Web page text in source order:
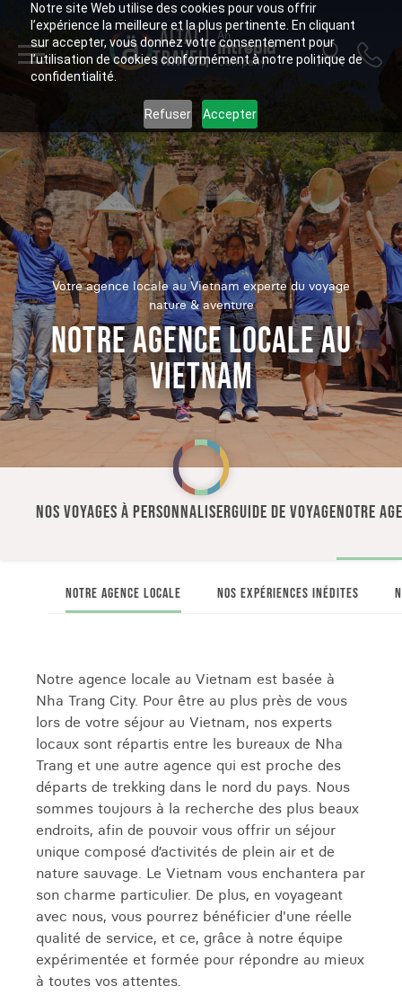
Notre site Web utilise des cookies pour vous offrir
l’expérience la meilleure et la plus pertinente. En cliquant
sur accepter, vous donnez votre consentement pour
l’utilisation de cookies conformément à notre politique de
confidentialité.
Refuser Accepter
ALTAÏ
TRAVEL
An
Intrepid
Company
Votre agence locale au Vietnam experte du voyage
nature & aventure
NOTRE AGENCE LOCALE AU
VIETNAM
NOS VOYAGES À PERSONNALISERGUIDE DE VOYAGENOTRE
NOTRE AGENCE LOCALE NOS EXPÉRIENCES INÉDITES
Notre agence locale au Vietnam est basée à
Nha Trang City. Pour être au plus près de vous
lors de votre séjour au Vietnam, nos experts
locaux sont répartis entre les bureaux de Nha
Trang et une autre agence qui est proche des
départs de trekking dans le nord du pays. Nous
sommes toujours à la recherche des plus beaux
endroits, afin de pouvoir vous offrir un séjour
unique composé d’activités de plein air et de
nature sauvage. Le Vietnam vous enchantera par
son charme particulier. De plus, en voyageant
avec nous, vous pourrez bénéficier d'une réelle
qualité de service, et ce, grâce à notre équipe
expérimentée et formée pour répondre au mieux
à toutes vos attentes.